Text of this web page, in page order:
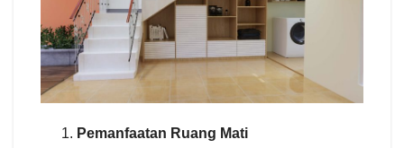
Pemanfaatan Ruang Mati